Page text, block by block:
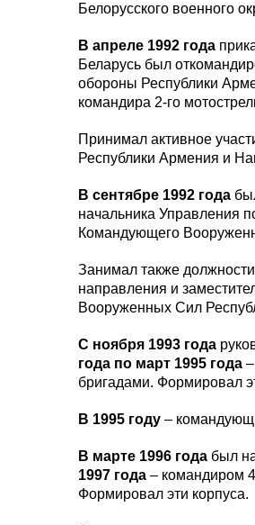
Белорусского военного
В апреле 1992 года
Беларусь был
обороны Республики
командира 2-го
Принимал активное
Республики Армения и
В сентябре 1992 года
начальника Управления
Командующего
Занимал также
направления и
Вооруженных Сил
С ноября 1993 года
года по март 1995 года
бригадами. Формировал
В 1995 году –
В марте 1996 года был
1997 года – командиром
Формировал эти корпуса.